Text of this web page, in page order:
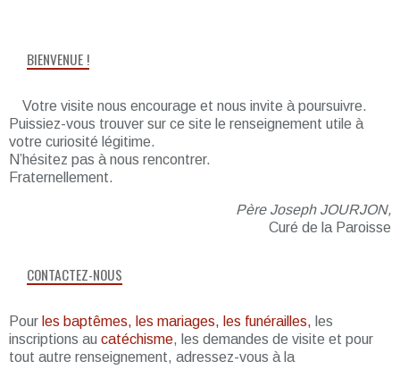
BIENVENUE !
Votre visite nous encourage et nous invite à poursuivre.
Puissiez-vous trouver sur ce site le renseignement utile à
votre curiosité légitime.
N’hésitez pas à nous rencontrer.
Fraternellement.
Père Joseph JOURJON,
Curé de la Paroisse
CONTACTEZ-NOUS
Pour les baptêmes, les mariages, les funérailles, les
inscriptions au catéchisme, les demandes de visite et pour
tout autre renseignement, adressez-vous à la